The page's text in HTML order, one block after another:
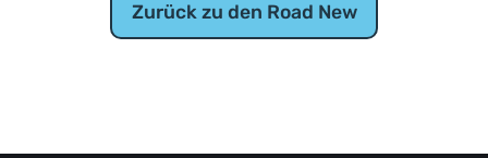
Zurück zu den Road New